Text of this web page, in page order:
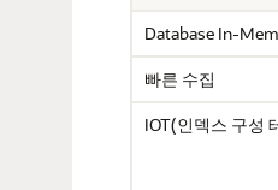
Database In-
빠른 수집
IOT(인덱스 구성